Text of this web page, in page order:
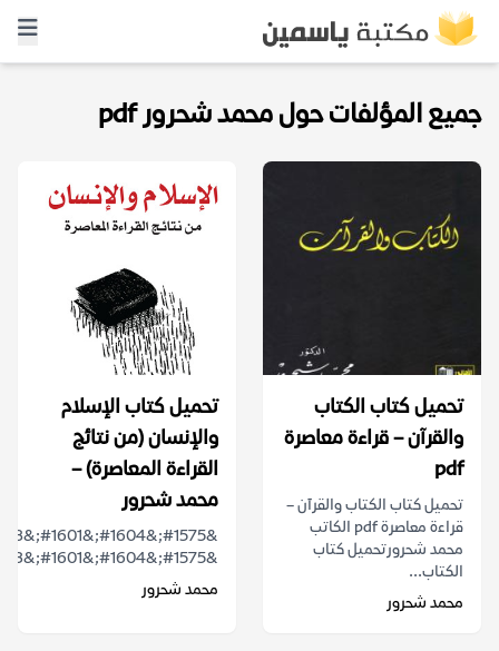
جميع المؤلفات حول محمد شحرور pdf
تحميل كتاب الكتاب
والقرآن – قراءة معاصرة
pdf
تحميل كتاب الكتاب والقرآن –
قراءة معاصرة pdf الكاتب
محمد شحرورتحميل كتاب
الكتاب...
محمد شحرور
تحميل كتاب الإسلام
والإنسان (من نتائج
القراءة المعاصرة) –
محمد شحرور
&#1575;&#1604;&#1601;&#1603;&#1585;&#...
محمد شحرور